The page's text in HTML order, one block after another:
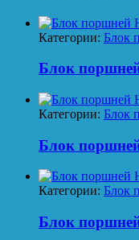
Категории: Блок
Блок
Категории: Блок
Блок
Категории: Блок
Блок